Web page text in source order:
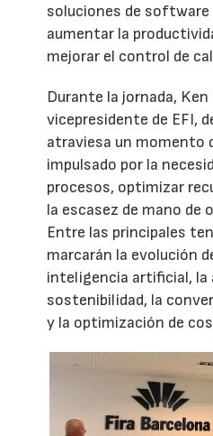
soluciones de software
aumentar la
mejorar el control de
Durante la jornada, Ken
vicepresidente de EFI,
atraviesa un momento
impulsado por la
procesos, optimizar
la escasez de mano de
Entre las principales
marcarán la evolución
inteligencia artificial,
sostenibilidad, la
y la optimización de